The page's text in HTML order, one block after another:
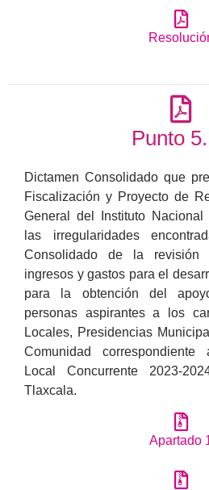
Punto
Dictamen Consolidado que
Fiscalización y Proyecto de
General del Instituto
las irregularidades
Consolidado de la
ingresos y gastos para el
para la obtención del
personas aspirantes a los
Locales, Presidencias
Comunidad correspondiente
Local Concurrente 2023-
Tlaxcala.
Apartado